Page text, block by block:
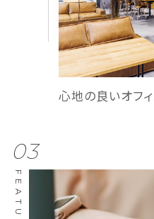
心地の良いオフ
03
FEATURE